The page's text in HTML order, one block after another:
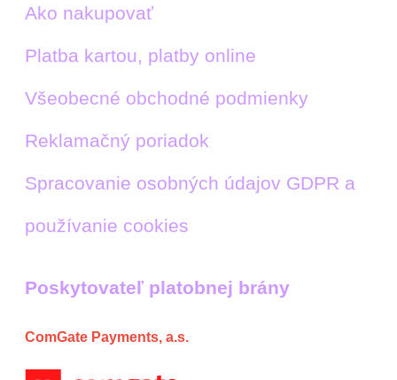
Ako nakupovať
Platba kartou, platby online
Všeobecné obchodné podmienky
Reklamačný poriadok
Spracovanie osobných údajov GDPR a
používanie cookies
Poskytovateľ platobnej brány
ComGate Payments, a.s.